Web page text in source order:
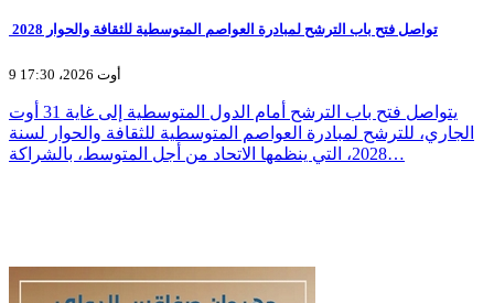
تواصل فتح باب الترشح لمبادرة العواصم المتوسطية للثقافة والحوار 2028
9 أوت 2026، 17:30
يتواصل فتح باب الترشح أمام الدول المتوسطية إلى غاية 31 أوت
الجاري، للترشح لمبادرة العواصم المتوسطية للثقافة والحوار لسنة
2028، التي ينظمها الاتحاد من أجل المتوسط، بالشراكة…